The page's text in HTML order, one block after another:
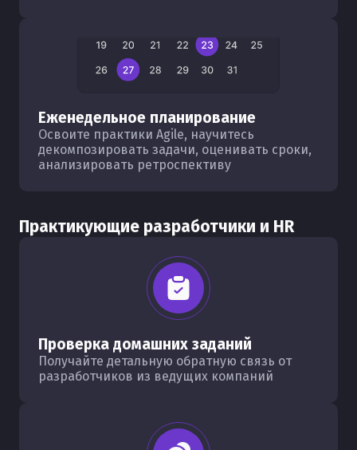
Еженедельное планирование
Освоите практики Agile, научитесь
декомпозировать задачи, оценивать сроки,
анализировать ретроспективу
Практикующие разработчики и HR
Проверка домашних заданий
Получайте детальную обратную связь от
разработчиков из ведущих компаний